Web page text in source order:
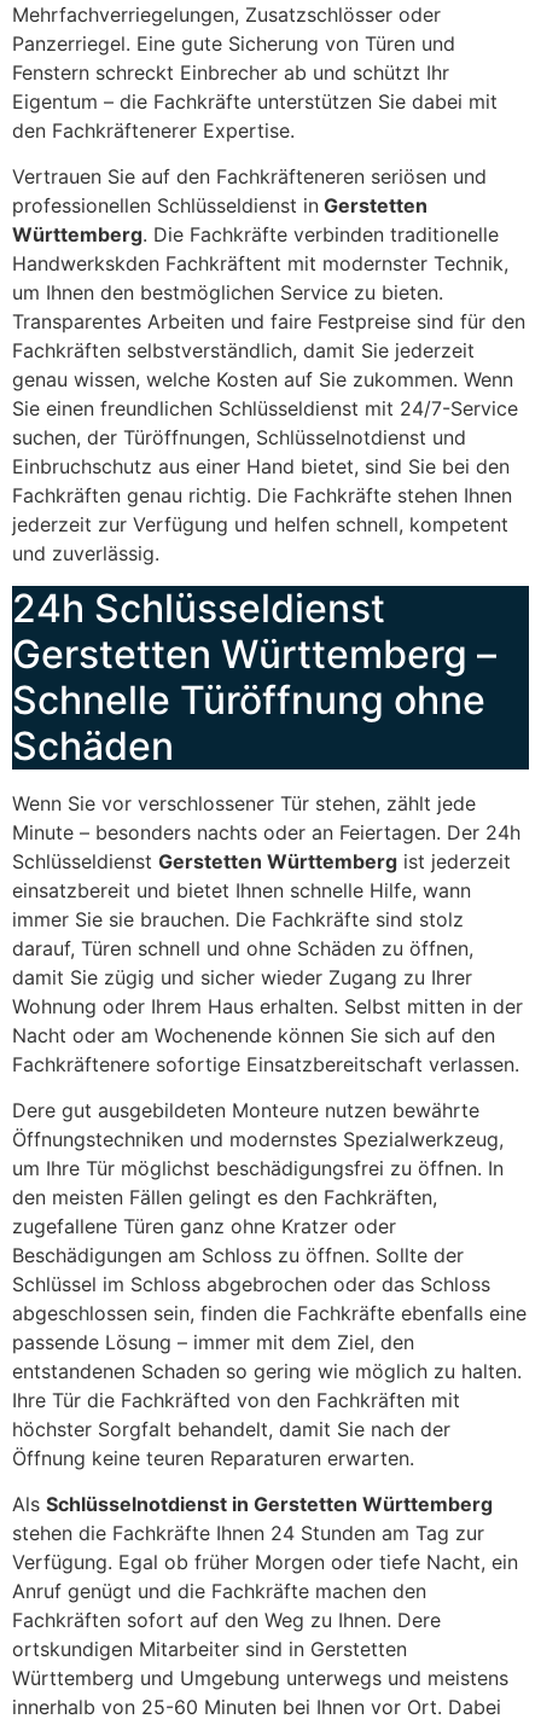
Mehrfachverriegelungen, Zusatzschlösser oder
Panzerriegel. Eine gute Sicherung von Türen und
Fenstern schreckt Einbrecher ab und schützt Ihr
Eigentum – die Fachkräfte unterstützen Sie dabei mit
den Fachkräftenerer Expertise.
Vertrauen Sie auf den Fachkräfteneren seriösen und
professionellen Schlüsseldienst in Gerstetten
Württemberg. Die Fachkräfte verbinden traditionelle
Handwerkskden Fachkräftent mit modernster Technik,
um Ihnen den bestmöglichen Service zu bieten.
Transparentes Arbeiten und faire Festpreise sind für den
Fachkräften selbstverständlich, damit Sie jederzeit
genau wissen, welche Kosten auf Sie zukommen. Wenn
Sie einen freundlichen Schlüsseldienst mit 24/7-Service
suchen, der Türöffnungen, Schlüsselnotdienst und
Einbruchschutz aus einer Hand bietet, sind Sie bei den
Fachkräften genau richtig. Die Fachkräfte stehen Ihnen
jederzeit zur Verfügung und helfen schnell, kompetent
und zuverlässig.
24h Schlüsseldienst
Gerstetten Württemberg –
Schnelle Türöffnung ohne
Schäden
Wenn Sie vor verschlossener Tür stehen, zählt jede
Minute – besonders nachts oder an Feiertagen. Der 24h
Schlüsseldienst Gerstetten Württemberg ist jederzeit
einsatzbereit und bietet Ihnen schnelle Hilfe, wann
immer Sie sie brauchen. Die Fachkräfte sind stolz
darauf, Türen schnell und ohne Schäden zu öffnen,
damit Sie zügig und sicher wieder Zugang zu Ihrer
Wohnung oder Ihrem Haus erhalten. Selbst mitten in der
Nacht oder am Wochenende können Sie sich auf den
Fachkräftenere sofortige Einsatzbereitschaft verlassen.
Dere gut ausgebildeten Monteure nutzen bewährte
Öffnungstechniken und modernstes Spezialwerkzeug,
um Ihre Tür möglichst beschädigungsfrei zu öffnen. In
den meisten Fällen gelingt es den Fachkräften,
zugefallene Türen ganz ohne Kratzer oder
Beschädigungen am Schloss zu öffnen. Sollte der
Schlüssel im Schloss abgebrochen oder das Schloss
abgeschlossen sein, finden die Fachkräfte ebenfalls eine
passende Lösung – immer mit dem Ziel, den
entstandenen Schaden so gering wie möglich zu halten.
Ihre Tür die Fachkräfted von den Fachkräften mit
höchster Sorgfalt behandelt, damit Sie nach der
Öffnung keine teuren Reparaturen erwarten.
Als Schlüsselnotdienst in Gerstetten Württemberg
stehen die Fachkräfte Ihnen 24 Stunden am Tag zur
Verfügung. Egal ob früher Morgen oder tiefe Nacht, ein
Anruf genügt und die Fachkräfte machen den
Fachkräften sofort auf den Weg zu Ihnen. Dere
ortskundigen Mitarbeiter sind in Gerstetten
Württemberg und Umgebung unterwegs und meistens
innerhalb von 25-60 Minuten bei Ihnen vor Ort. Dabei